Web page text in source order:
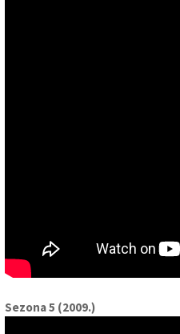
Sezona 5 (2009.)